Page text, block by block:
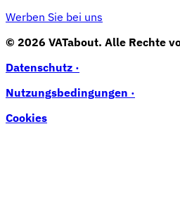
Werben Sie bei uns
© 2026 VATabout. Alle Rechte
Datenschutz ·
Nutzungsbedingungen ·
Cookies